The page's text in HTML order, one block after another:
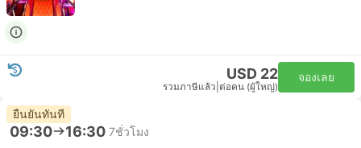
USD 22
รวมภาษีแล้ว ต่อคน (ผู้ใหญ่)
จองเลย
ยืนยันทันที
09:30 16:30 7ชั่วโมง